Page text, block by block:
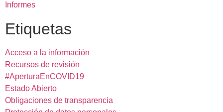
Informes
Etiquetas
Acceso a la información
Recursos de revisión
#AperturaEnCOVID19
Estado Abierto
Obligaciones de transparencia